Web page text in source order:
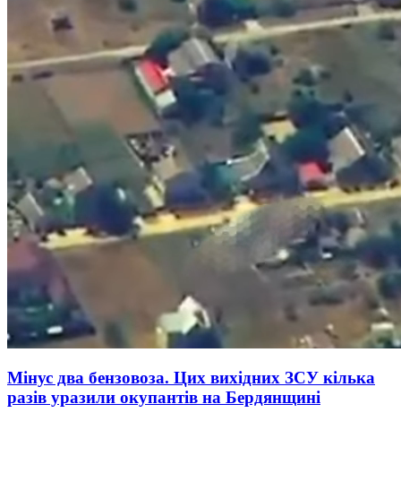
Мінус два бензовоза. Цих вихідних ЗСУ кілька
разів уразили окупантів на Бердянщині